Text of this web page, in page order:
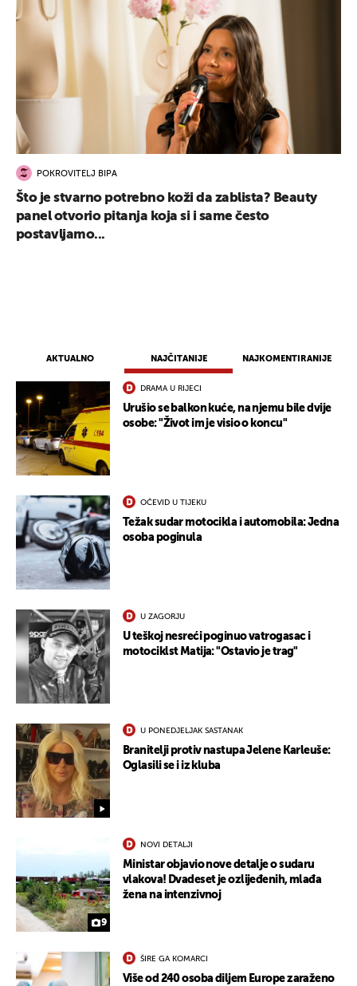
AKTUALNO NAJČITANIJE NAJKOMENTIRANIJE
DRAMA U RIJECI
Urušio se balkon kuće, na njemu bile dvije
osobe: "Život im je visio o koncu"
OČEVID U TIJEKU
Težak sudar motocikla i automobila: Jedna
osoba poginula
U ZAGORJU
U teškoj nesreći poginuo vatrogasac i
motociklst Matija: "Ostavio je trag"
U PONEDJELJAK SASTANAK
Branitelji protiv nastupa Jelene Karleuše:
Oglasili se i iz kluba
9
NOVI DETALJI
Ministar objavio nove detalje o sudaru
vlakova! Dvadeset je ozlijeđenih, mlađa
žena na intenzivnoj
ŠIRE GA KOMARCI
Više od 240 osoba diljem Europe zaraženo
POKROVITELJ BIPA
Što je stvarno potrebno koži da zablista? Beauty
panel otvorio pitanja koja si i same često
postavljamo...